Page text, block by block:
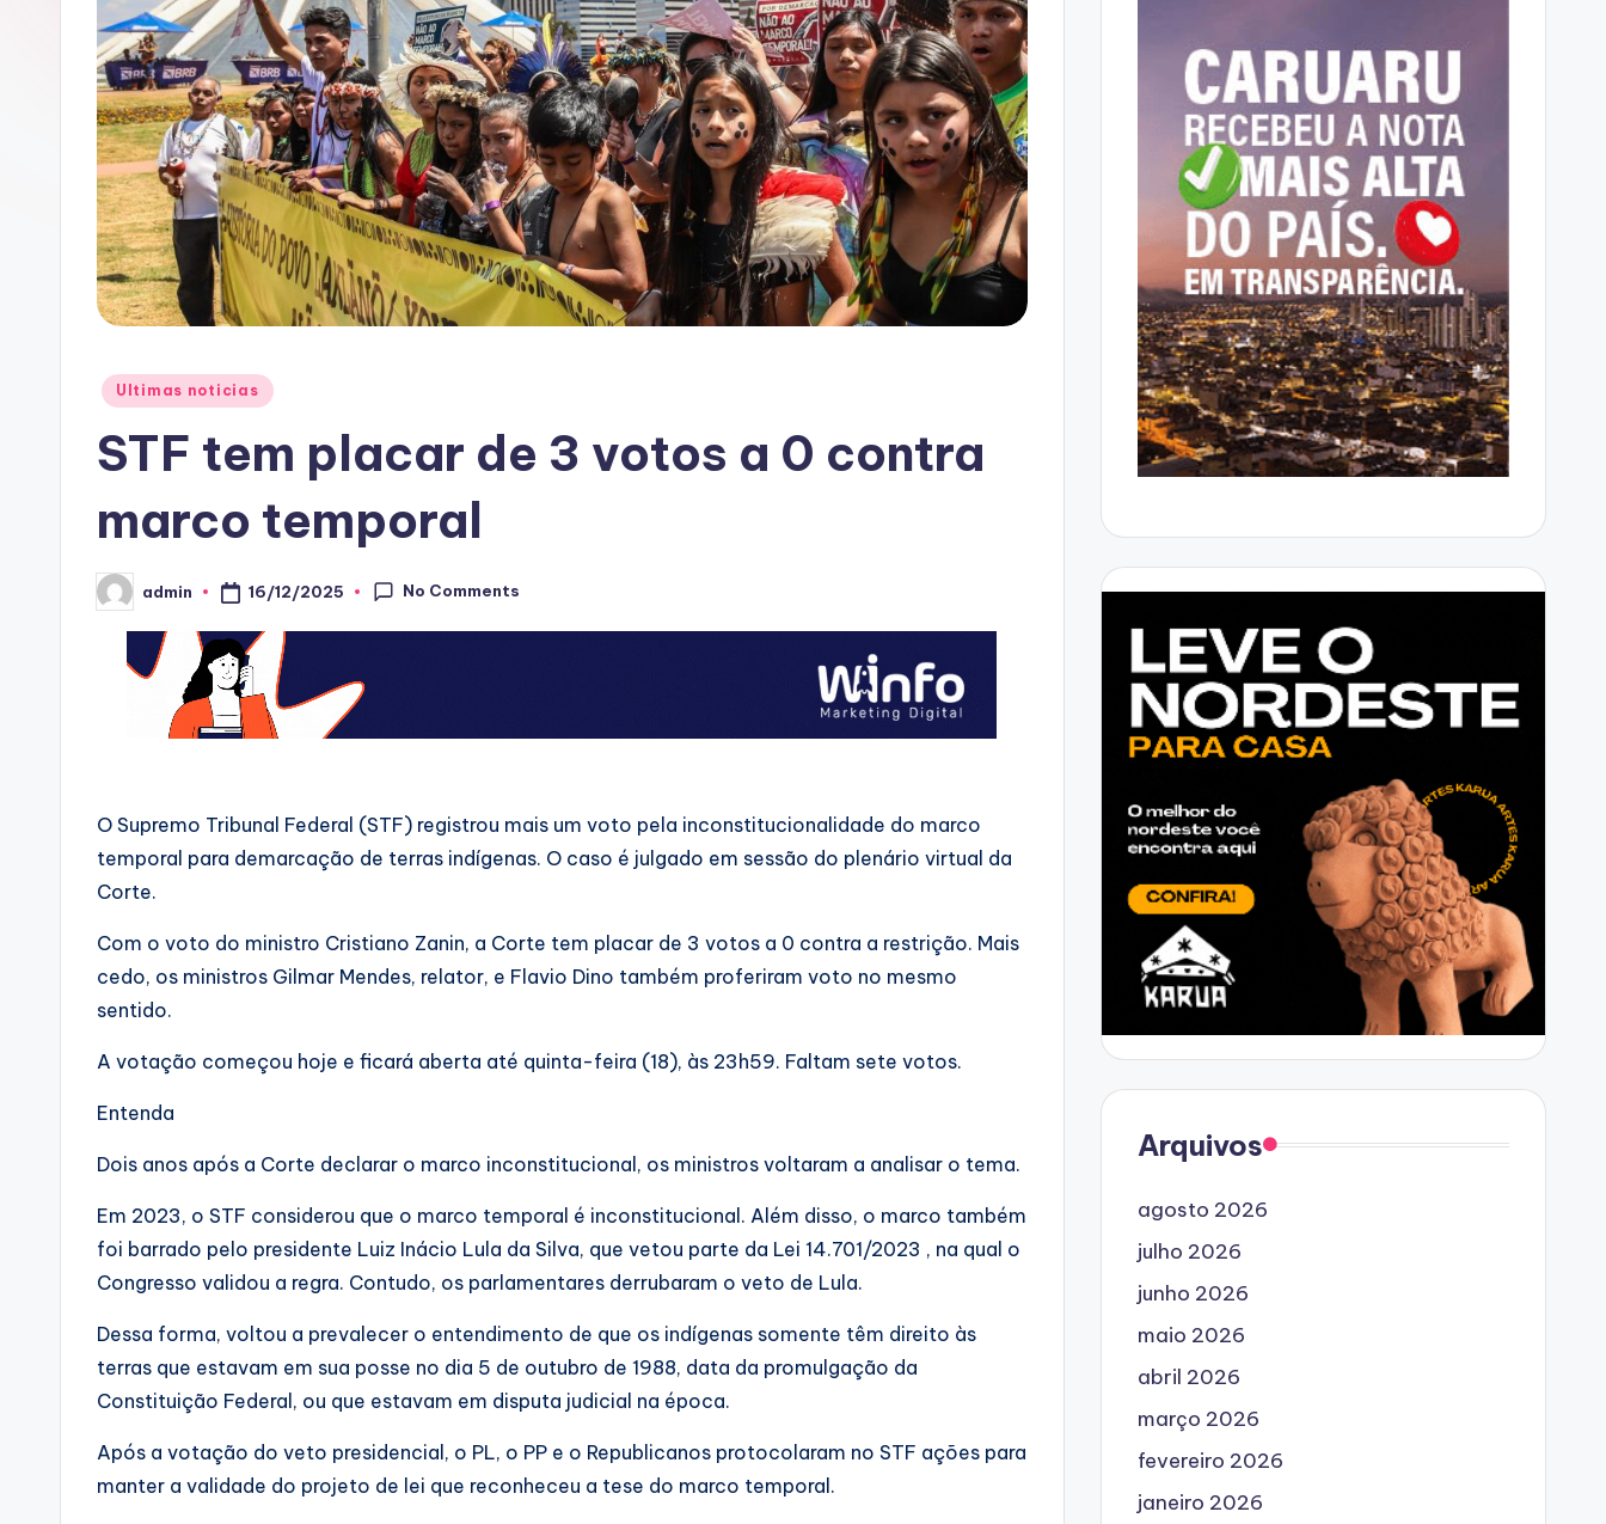
A
C
Posted
Ultimas noticias
STF tem placar de 3 votos a 0 contra
marco temporal
Posted
by
admin 16/12/2025 No Comments
O Supremo Tribunal Federal (STF) registrou mais um voto pela inconstitucionalidade do marco
temporal para demarcação de terras indígenas. O caso é julgado em sessão do plenário virtual da
Corte.
Com o voto do ministro Cristiano Zanin, a Corte tem placar de 3 votos a 0 contra a restrição. Mais
cedo, os ministros Gilmar Mendes, relator, e Flavio Dino também proferiram voto no mesmo
sentido.
A votação começou hoje e ficará aberta até quinta-feira (18), às 23h59. Faltam sete votos.
Entenda
Dois anos após a Corte declarar o marco inconstitucional, os ministros voltaram a analisar o tema.
Em 2023, o STF considerou que o marco temporal é inconstitucional. Além disso, o marco também
foi barrado pelo presidente Luiz Inácio Lula da Silva, que vetou parte da Lei 14.701/2023 , na qual o
Congresso validou a regra. Contudo, os parlamentares derrubaram o veto de Lula.
Dessa forma, voltou a prevalecer o entendimento de que os indígenas somente têm direito às
terras que estavam em sua posse no dia 5 de outubro de 1988, data da promulgação da
Constituição Federal, ou que estavam em disputa judicial na época.
Após a votação do veto presidencial, o PL, o PP e o Republicanos protocolaram no STF ações para
manter a validade do projeto de lei que reconheceu a tese do marco temporal.
Arquivos
agosto 2026
julho 2026
junho 2026
maio 2026
abril 2026
março 2026
fevereiro 2026
janeiro 2026